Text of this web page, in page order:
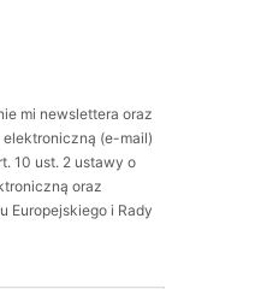
mi newslettera oraz
(e-mail)
10 ust. 2 ustawy o
oraz
Europejskiego i Rady